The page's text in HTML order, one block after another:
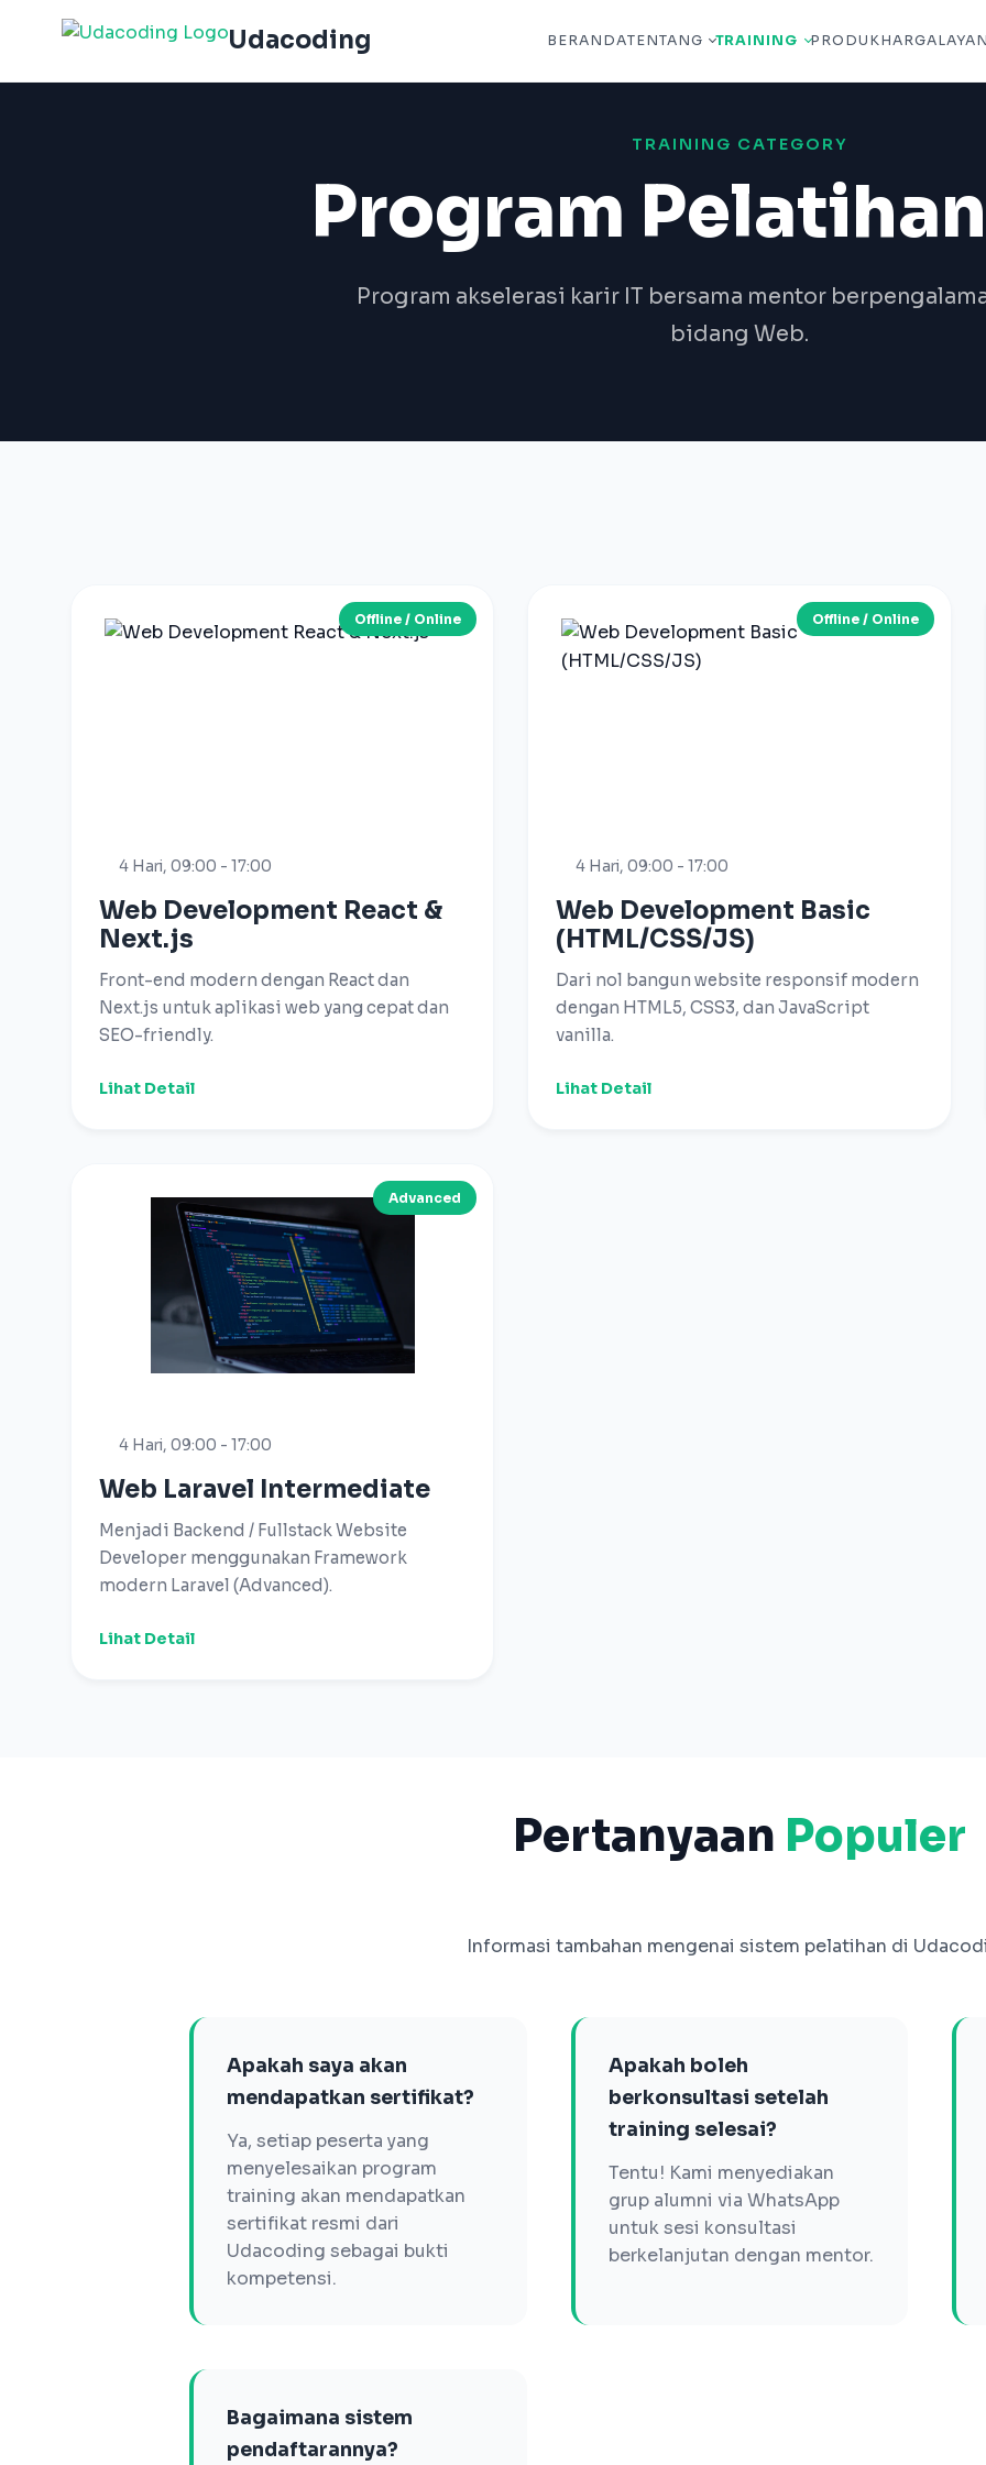
Udacoding BERANDATENTANG TRAINING PRODUKHARGA
TRAINING CATEGORY
Program
Program akselerasi karir IT bersama mentor
bidang Web.
Offline / Online
4 Hari, 09:00 - 17:00
Web Development React &
Next.js
Front-end modern dengan React dan
Next.js untuk aplikasi web yang cepat dan
SEO-friendly.
Lihat Detail
Offline / Online
4 Hari, 09:00 - 17:00
Web Development Basic
(HTML/CSS/JS)
Dari nol bangun website responsif modern
dengan HTML5, CSS3, dan JavaScript
vanilla.
Lihat Detail
Advanced
4 Hari, 09:00 - 17:00
Web Laravel Intermediate
Menjadi Backend / Fullstack Website
Developer menggunakan Framework
modern Laravel (Advanced).
Lihat Detail
Pertanyaan Populer
Informasi tambahan mengenai sistem pelatihan di
Apakah saya akan
mendapatkan sertifikat?
Ya, setiap peserta yang
menyelesaikan program
training akan mendapatkan
sertifikat resmi dari
Udacoding sebagai bukti
kompetensi.
Apakah boleh
berkonsultasi setelah
training selesai?
Tentu! Kami menyediakan
grup alumni via WhatsApp
untuk sesi konsultasi
berkelanjutan dengan mentor.
Bagaimana sistem
pendaftarannya?